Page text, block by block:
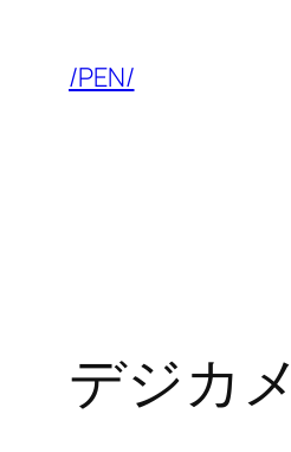
/PEN/
デジカメ